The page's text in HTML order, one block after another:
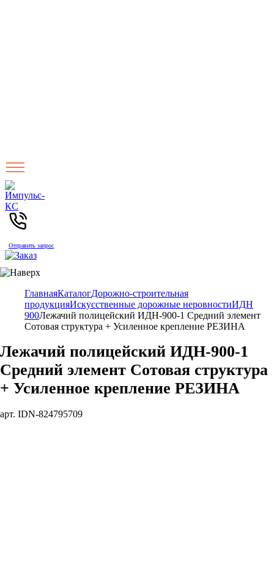
Отправить запрос
ГлавнаяКаталогДорожно-строительная
продукцияИскусственные дорожные неровностиИДН
900Лежачий полицейский ИДН-900-1 Средний элемент
Сотовая структура + Усиленное крепление РЕЗИНА
Лежачий полицейский ИДН-900-1
Средний элемент Сотовая структура
+ Усиленное крепление РЕЗИНА
арт. IDN-824795709